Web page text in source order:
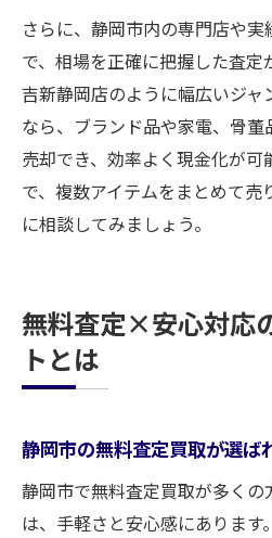
さらに、静岡市内の専門店や
で、相場を正確に把握した査定
吉新静岡店のように幅広いジ
なら、ブランド品や家電、骨
売却でき、効率よく現金化が可
で、複数アイテムをまとめて
に相談してみましょう。
無料査定×安心対応
トとは
静岡市の無料査定買取が選ば
静岡市で無料査定買取が多く
は、手軽さと安心感にあります